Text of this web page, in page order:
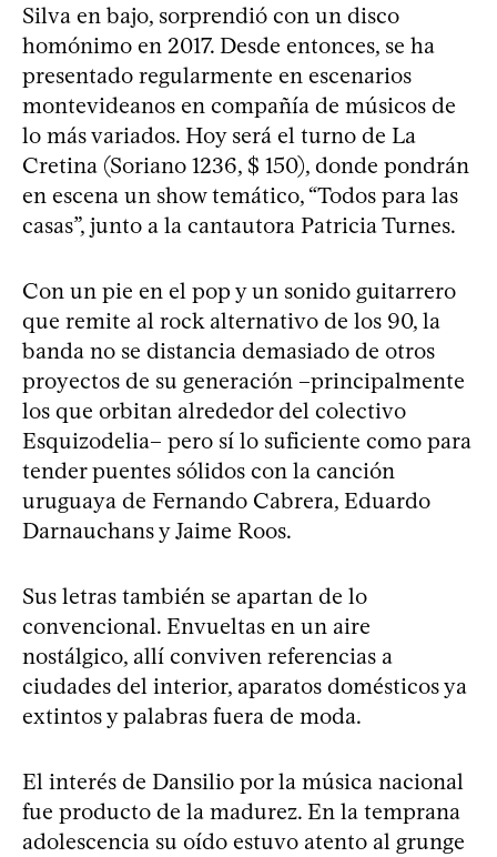
Silva en bajo, sorprendió con un disco
homónimo en 2017. Desde entonces, se ha
presentado regularmente en escenarios
montevideanos en compañía de músicos de
lo más variados. Hoy será el turno de La
Cretina (Soriano 1236, $ 150), donde pondrán
en escena un show temático, “Todos para las
casas”, junto a la cantautora Patricia Turnes.
Con un pie en el pop y un sonido guitarrero
que remite al rock alternativo de los 90, la
banda no se distancia demasiado de otros
proyectos de su generación –principalmente
los que orbitan alrededor del colectivo
Esquizodelia– pero sí lo suficiente como para
tender puentes sólidos con la canción
uruguaya de Fernando Cabrera, Eduardo
Darnauchans y Jaime Roos.
Sus letras también se apartan de lo
convencional. Envueltas en un aire
nostálgico, allí conviven referencias a
ciudades del interior, aparatos domésticos ya
extintos y palabras fuera de moda.
El interés de Dansilio por la música nacional
fue producto de la madurez. En la temprana
adolescencia su oído estuvo atento al grunge